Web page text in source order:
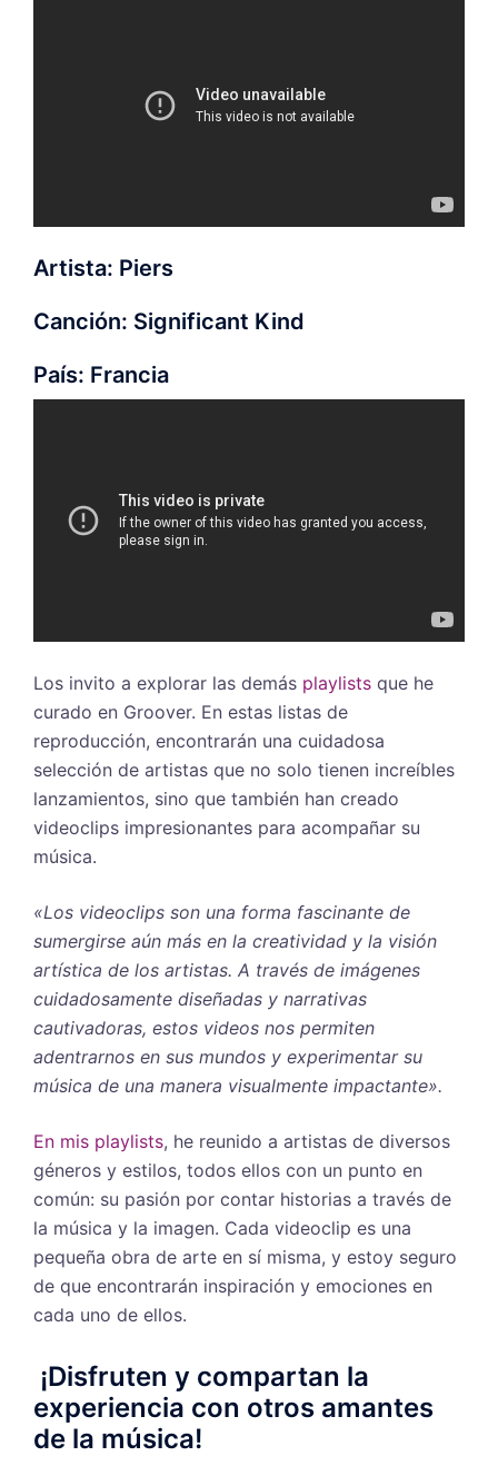
Artista: Piers
Canción: Significant Kind
País: Francia
Los invito a explorar las demás playlists que he
curado en Groover. En estas listas de
reproducción, encontrarán una cuidadosa
selección de artistas que no solo tienen increíbles
lanzamientos, sino que también han creado
videoclips impresionantes para acompañar su
música.
«Los videoclips son una forma fascinante de
sumergirse aún más en la creatividad y la visión
artística de los artistas. A través de imágenes
cuidadosamente diseñadas y narrativas
cautivadoras, estos videos nos permiten
adentrarnos en sus mundos y experimentar su
música de una manera visualmente impactante».
En mis playlists, he reunido a artistas de diversos
géneros y estilos, todos ellos con un punto en
común: su pasión por contar historias a través de
la música y la imagen. Cada videoclip es una
pequeña obra de arte en sí misma, y estoy seguro
de que encontrarán inspiración y emociones en
cada uno de ellos.
¡Disfruten y compartan la
experiencia con otros amantes
de la música!